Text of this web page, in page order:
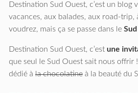
Destination Sud Ouest, c’est un blog
vacances, aux balades, aux road-trip,
voudrez, mais ça se passe dans le
Destination Sud Ouest, c’est une
que seul le Sud Ouest sait nous offrir
dédié à la chocolatine à la beauté du